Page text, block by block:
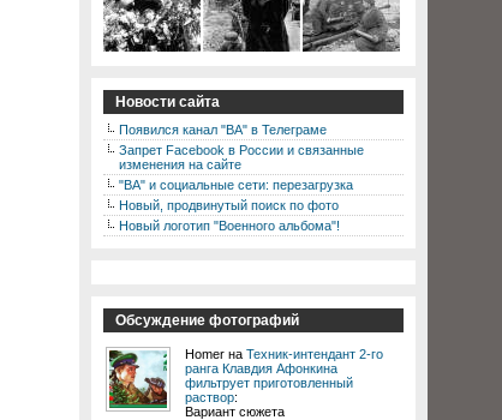
Новости сайта
Появился канал "ВА" в Телеграме
Запрет Facebook в России и связанные
изменения на сайте
"ВА" и социальные сети: перезагрузка
Новый, продвинутый поиск по фото
Новый логотип "Военного альбома"!
Обсуждение фотографий
Homer на Техник-интендант 2-го
ранга Клавдия Афонкина
фильтрует приготовленный
раствор:
Вариант сюжета